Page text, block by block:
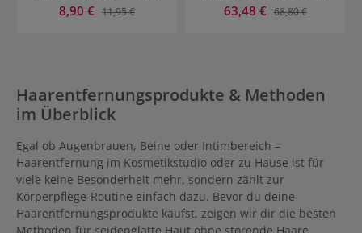
Verkaufspreis:
8,90 € Regulärer Preis:
11,95 €
Verkaufspreis:
63,48 € Regulärer Preis:
68,80 €
Haarentfernungsprodukte & Methoden
im Überblick
Egal ob Augenbrauen, Beine oder Intimbereich –
Haarentfernung im Kosmetikstudio oder zu Hause ist für
viele keine Besonderheit mehr, sondern zählt zur
Körperpflege-Routine einfach dazu. Bevor du deine
Haarentfernungsprodukte kaufst, zeigen wir dir die besten